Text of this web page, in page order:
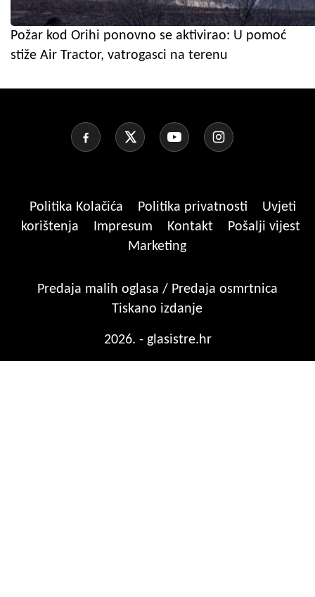
Požar kod Orihi ponovno se aktivirao: U pomoć
stiže Air Tractor, vatrogasci na terenu
Politika Kolačića Politika privatnosti
Uvjeti
korištenja
Impresum Kontakt
Pošalji vijest
Marketing
Predaja malih oglasa / Predaja osmrtnica
Tiskano izdanje
2026. - glasistre.hr